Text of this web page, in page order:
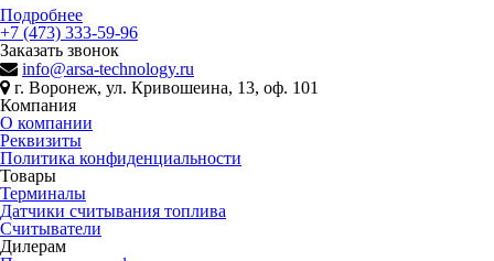
Подробнее
+7 (473) 333-59-96
Заказать звонок
info@arsa-technology.ru
г. Воронеж, ул. Кривошеина, 13, оф. 101
Компания
О компании
Реквизиты
Политика конфиденциальности
Товары
Терминалы
Датчики считывания топлива
Считыватели
Дилерам